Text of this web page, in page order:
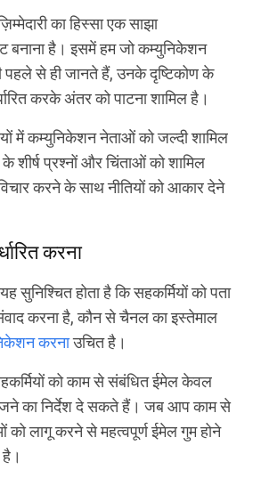
का हिस्सा एक साझा
बनाना है। इसमें हम जो कम्युनिकेशन
पहले से ही जानते हैं, उनके दृष्टिकोण के
करके अंतर को पाटना शामिल है।
में कम्युनिकेशन नेताओं को जल्दी शामिल
शीर्ष प्रश्नों और चिंताओं को शामिल
करने के साथ नीतियों को आकार देने
करना
सुनिश्चित होता है कि सहकर्मियों को पता
करना है, कौन से चैनल का इस्तेमाल
करनाउचित है।
को काम से संबंधित ईमेल केवल
का निर्देश दे सकते हैं। जब आप काम से
को लागू करने से महत्वपूर्ण ईमेल गुम होने